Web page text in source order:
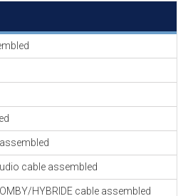
cable assembled
HYBRIDE cable assembled